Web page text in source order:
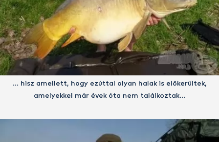
… hisz amellett, hogy ezúttal olyan halak is előkerültek,
amelyekkel már évek óta nem találkoztak…